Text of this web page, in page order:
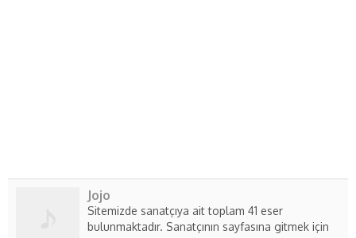
Jojo
Sitemizde sanatçıya ait toplam 41 eser
bulunmaktadır. Sanatçının sayfasına gitmek için